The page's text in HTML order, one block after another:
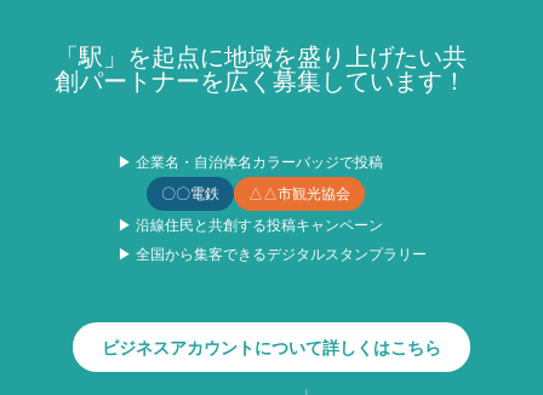
「駅」を起点に地域を盛り上げたい共
創パートナーを広く募集しています！
▶ 企業名・自治体名カラーバッジで投稿
〇〇電鉄
△△市観光協会
▶ 沿線住民と共創する投稿キャンペーン
▶ 全国から集客できるデジタルスタンプラリー
ビジネスアカウントについて詳しくはこちら